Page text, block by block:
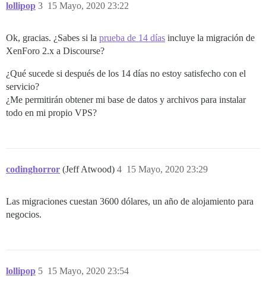
lollipop 15 Mayo, 2020 23:22
3
Ok, gracias. ¿Sabes si la prueba de 14 días incluye la migración de
XenForo 2.x a Discourse?
¿Qué sucede si después de los 14 días no estoy satisfecho con el
servicio?
¿Me permitirán obtener mi base de datos y archivos para instalar
todo en mi propio VPS?
codinghorror (Jeff Atwood) 15 Mayo, 2020 23:29
4
Las migraciones cuestan 3600 dólares, un año de alojamiento para
negocios.
lollipop 15 Mayo, 2020 23:54
5